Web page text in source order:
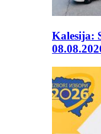
Kalesija: